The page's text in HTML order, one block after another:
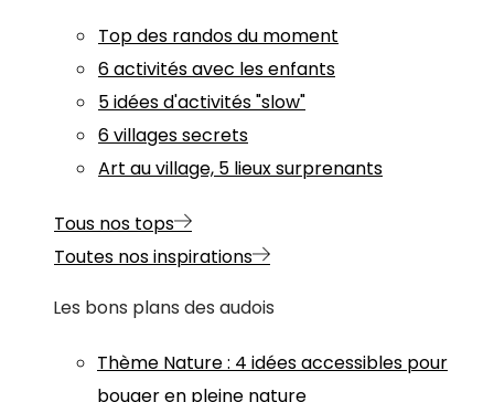
Top des randos du moment
6 activités avec les enfants
5 idées d'activités "slow"
6 villages secrets
Art au village, 5 lieux surprenants
Tous nos tops
Toutes nos inspirations
Les bons plans des audois
Thème Nature: 4 idées accessibles pour
bouger en pleine nature